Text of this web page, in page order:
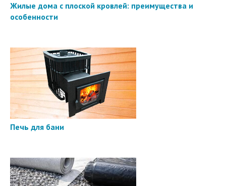
Жилые дома с плоской кровлей: преимущества и
особенности
Печь для бани